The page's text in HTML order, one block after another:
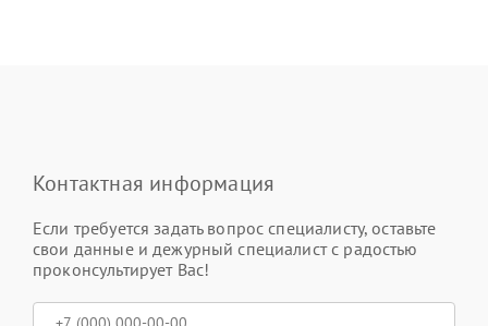
Контактная информация
Если требуется задать вопрос специалисту, оставьте
свои данные и дежурный специалист с радостью
проконсультирует Вас!